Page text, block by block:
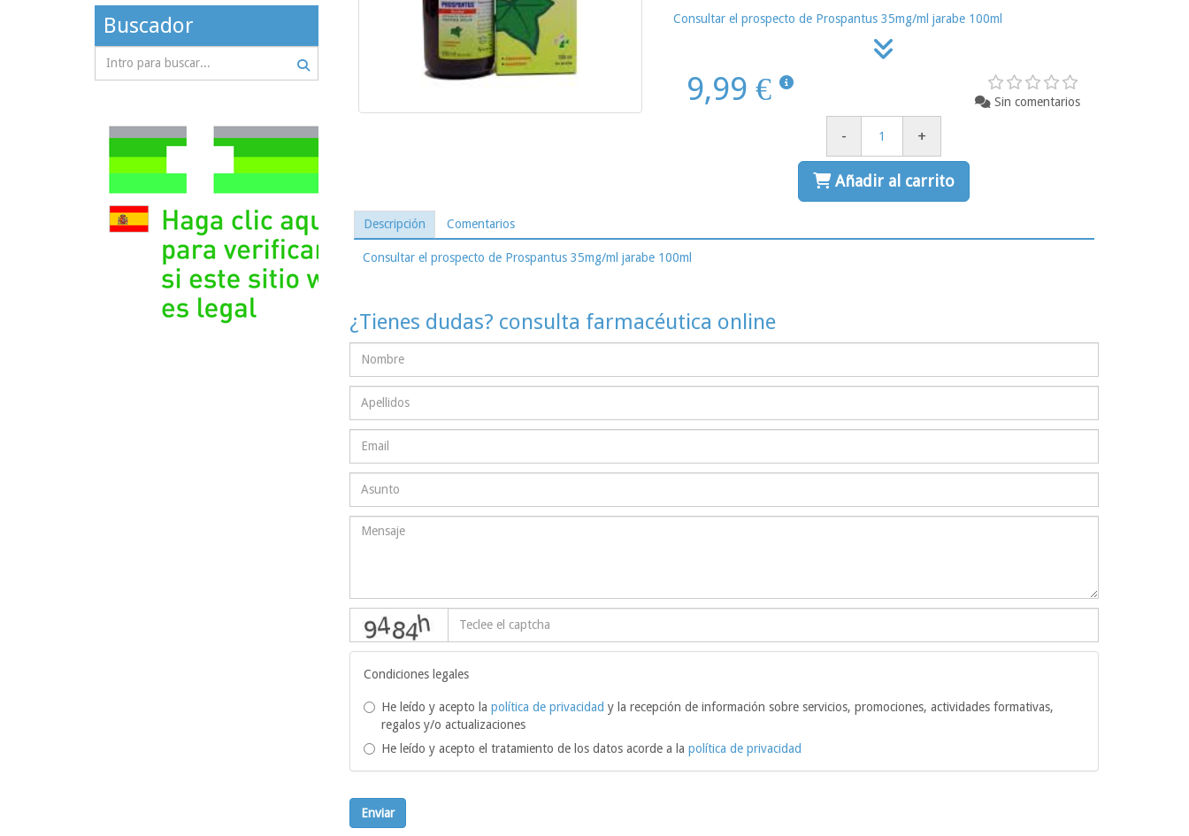
Consultar el prospecto de Prospantus 35mg/ml jarabe 100ml
9,99 € Sin comentarios
- +
Añadir al carrito
Descripción Comentarios
Consultar el prospecto de Prospantus 35mg/ml jarabe 100ml
¿Tienes dudas? consulta farmacéutica online
Condiciones legales
He leído y acepto la política de privacidad y la recepción de información sobre servicios, promociones, actividades formativas,
regalos y/o actualizaciones
He leído y acepto el tratamiento de los datos acorde a la política de privacidad
Enviar
Buscador